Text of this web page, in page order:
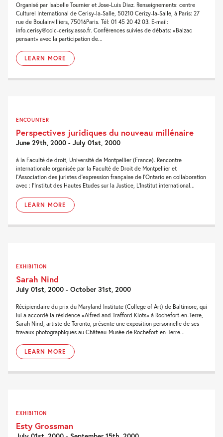
Organisé par Isabelle Tournier et Jose-Luis Diaz. Renseignements: centre
Culturel International de Cerisy-la-Salle, 50210 Cerizy-la-Salle, à Paris: 27
rue de Boulainvilliers, 75016Paris. Tél: 01 45 20 42 03. E-mail:
info.cerisy@ccic-cerisy.asso.fr. Conférences suivies de débats: «Balzac
pensant» avec la participation de...
LEARN MORE
ENCOUNTER
Perspectives juridiques du nouveau millénaire
June 29th, 2000 - July 01st, 2000
à la Faculté de droit, Université de Montpellier (France). Rencontre
internationale organisée par la Faculté de Droit de Montpellier et
l'Association des juristes d'expression française de l'Ontario en collaboration
avec : l'Institut des Hautes Etudes sur la Justice, L'Institut international...
LEARN MORE
EXHIBITION
Sarah Nind
July 01st, 2000 - October 31st, 2000
Récipiendaire du prix du Maryland Institute (College of Art) de Baltimore, qui
lui a accordé la résidence «Alfred and Trafford Klots» à Rochefort-en-Terre,
Sarah Nind, artiste de Toronto, présente une exposition personnelle de ses
travaux photographiques au Château-Musée de Rochefort-en-Terre...
LEARN MORE
EXHIBITION
Esty Grossman